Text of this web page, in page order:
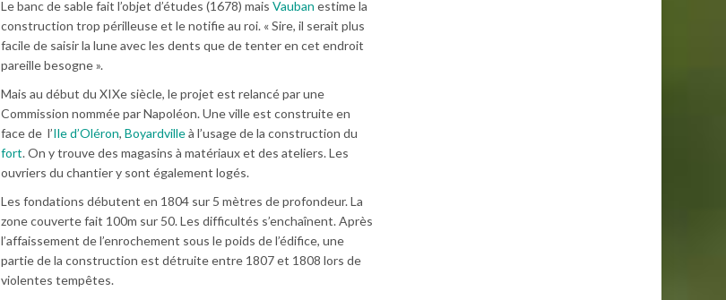
Le banc de sable fait l’objet d’études (1678) mais Vauban estime la
construction trop périlleuse et le notifie au roi. « Sire, il serait plus
facile de saisir la lune avec les dents que de tenter en cet endroit
pareille besogne ».
Mais au début du XIXe siècle, le projet est relancé par une
Commission nommée par Napoléon. Une ville est construite en
face de l’Ile d’Oléron, Boyardvilleà l’usage de la construction du
fort. On y trouve des magasins à matériaux et des ateliers. Les
ouvriers du chantier y sont également logés.
Les fondations débutent en 1804 sur 5 mètres de profondeur. La
zone couverte fait 100m sur 50. Les difficultés s’enchaînent. Après
l’affaissement de l’enrochement sous le poids de l’édifice, une
partie de la construction est détruite entre 1807 et 1808 lors de
violentes tempêtes.